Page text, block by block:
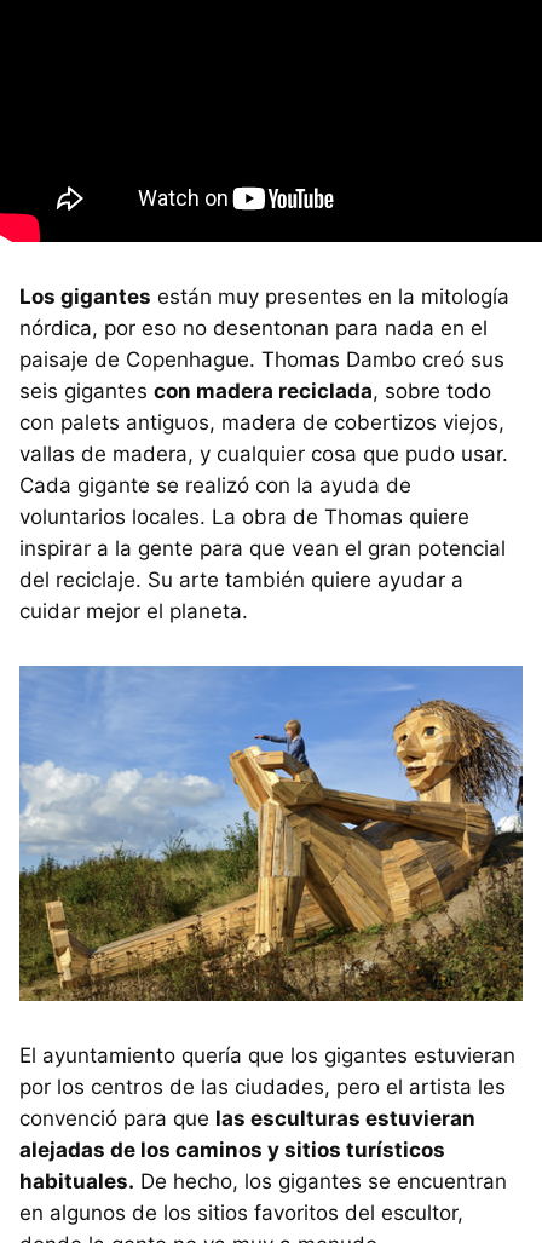
Los gigantes están muy presentes en la mitología
nórdica, por eso no desentonan para nada en el
paisaje de Copenhague. Thomas Dambo creó sus
seis gigantes con madera reciclada, sobre todo
con palets antiguos, madera de cobertizos viejos,
vallas de madera, y cualquier cosa que pudo usar.
Cada gigante se realizó con la ayuda de
voluntarios locales. La obra de Thomas quiere
inspirar a la gente para que vean el gran potencial
del reciclaje. Su arte también quiere ayudar a
cuidar mejor el planeta.
El ayuntamiento quería que los gigantes estuvieran
por los centros de las ciudades, pero el artista les
convenció para que las esculturas estuvieran
alejadas de los caminos y sitios turísticos
habituales. De hecho, los gigantes se encuentran
en algunos de los sitios favoritos del escultor,